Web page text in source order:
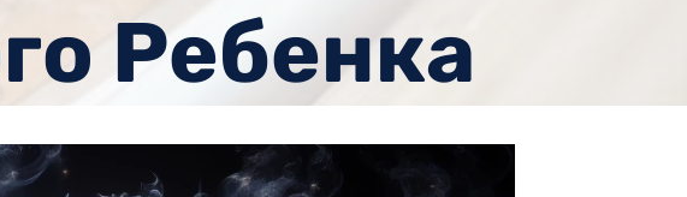
Ребенка